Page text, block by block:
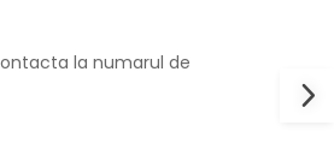
la numarul de